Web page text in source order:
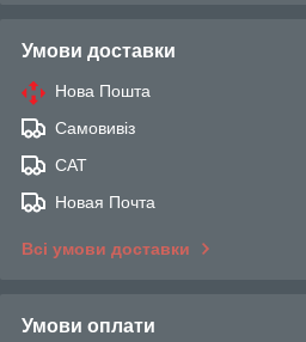
Умови доставки
Нова Пошта
Самовивіз
САТ
Новая Почта
Всі умови доставки
Умови оплати